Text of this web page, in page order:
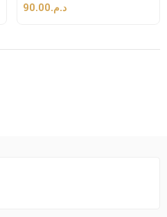
د.م.90.00